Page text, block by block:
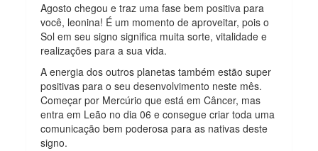
Agosto chegou e traz uma fase bem positiva para
você, leonina! É um momento de aproveitar, pois o
Sol em seu signo significa muita sorte, vitalidade e
realizações para a sua vida.
A energia dos outros planetas também estão super
positivas para o seu desenvolvimento neste mês.
Começar por Mercúrio que está em Câncer, mas
entra em Leão no dia 06 e consegue criar toda uma
comunicação bem poderosa para as nativas deste
signo.